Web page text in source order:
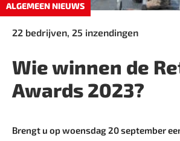
ALGEMEEN NIEUWS
22 bedrijven, 25 inzendingen
Wie winnen de
Awards 2023?
Brengt u op woensdag 20 september